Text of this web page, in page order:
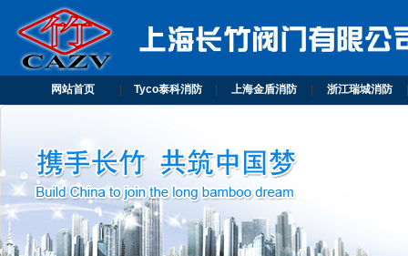
网站首页 Tyco泰科消防 上海金盾消防 浙江瑞城消防